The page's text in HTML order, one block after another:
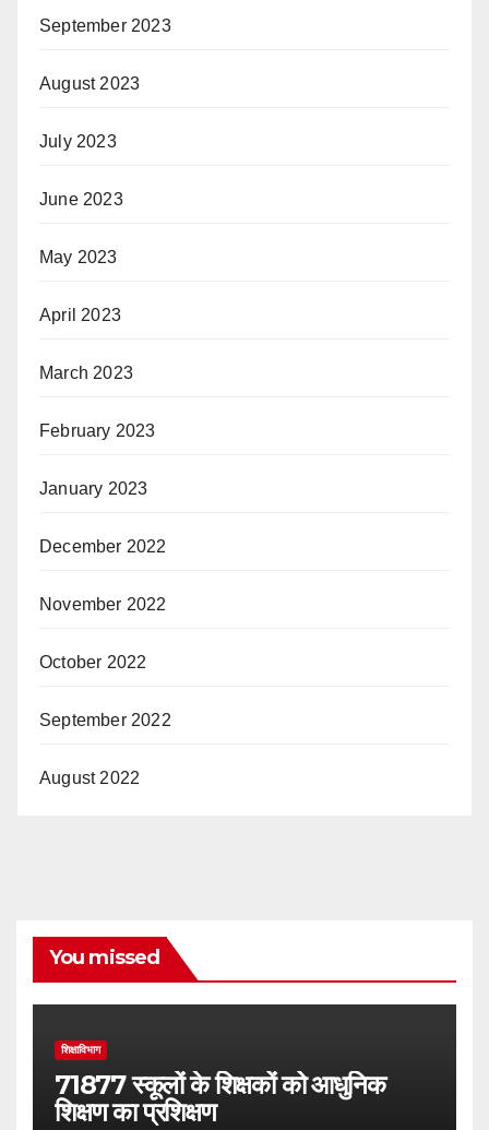
September 2023
August 2023
July 2023
June 2023
May 2023
April 2023
March 2023
February 2023
January 2023
December 2022
November 2022
October 2022
September 2022
August 2022
You missed
शिक्षाविभाग
71877 स्कूलों के शिक्षकों को आधुनिक
शिक्षण का प्रशिक्षण